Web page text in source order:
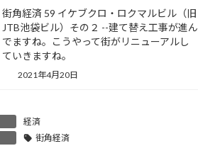
街角経済 59 イケブクロ・ロクマルビル（旧
JTB池袋ビル）その２ --建て替え工事が進ん
でますね。こうやって街がリニューアルし
ていきますね。
2021年4月20日
経済
街角経済